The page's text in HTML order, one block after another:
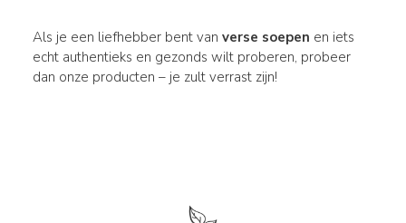
Als je een liefhebber bent van verse soepen en iets
echt authentieks en gezonds wilt proberen, probeer
dan onze producten – je zult verrast zijn!